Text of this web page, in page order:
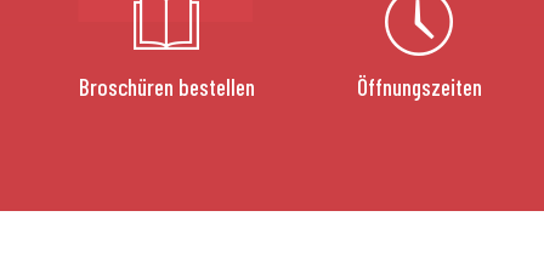
Broschüren bestellen Öffnungszeiten